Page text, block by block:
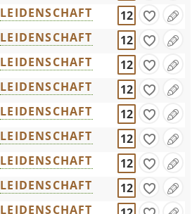
LEIDENSCHAFT
12
LEIDENSCHAFT
12
LEIDENSCHAFT
12
LEIDENSCHAFT
12
LEIDENSCHAFT
12
LEIDENSCHAFT
12
LEIDENSCHAFT
12
LEIDENSCHAFT
12
LEIDENSCHAFT